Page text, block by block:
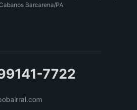
Barcarena/PA
7722